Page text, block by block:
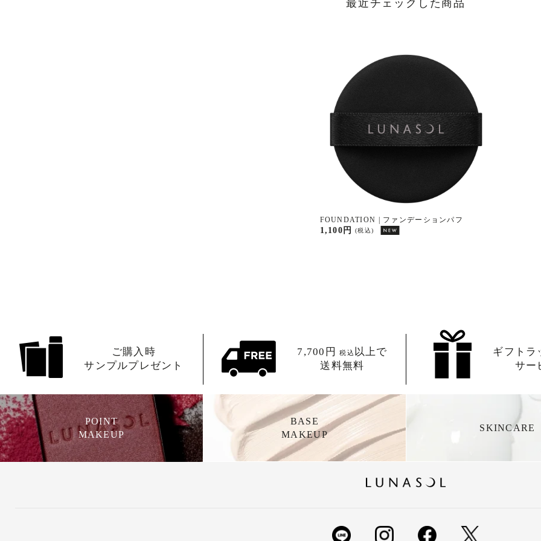
最近チェックした商品
FOUNDATION | ファンデーションパフ
(税込)
1,100円
ご購入時
サンプルプレゼント
7,700円税込 以上で
送料無料
ギフトラ
サー
POINT
MAKEUP
BASE
MAKEUP
SKINCARE